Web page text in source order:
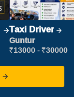
Taxi Driver
Guntur
₹13000 - ₹30000